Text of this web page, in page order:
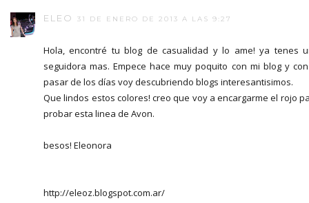
ELEO 31 DE ENERO DE 2013 A LAS 9:27
Hola, encontré tu blog de casualidad y lo ame! ya tenes
seguidora mas. Empece hace muy poquito con mi blog y
pasar de los días voy descubriendo blogs interesantisimos.
Que lindos estos colores! creo que voy a encargarme el rojo
probar esta linea de Avon.
besos! Eleonora
http://eleoz.blogspot.com.ar/